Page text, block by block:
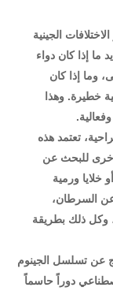
الجينية
ما إذا كان دواء
وما إذا كان
خطيرة. وهذا
.
تعتمد هذه
للبحث عن
أو خلايا ورمية
السرطان،
وكل ذلك بطريقة
عن تسلسل الجينوم
دوراً حاسماً